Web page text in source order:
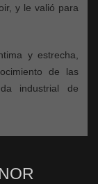
y le valió para
y estrecha,
de las
industrial de